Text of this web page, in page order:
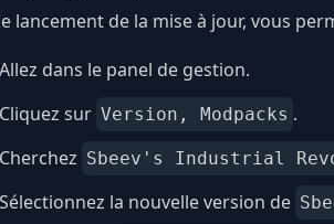
lancement de la mise à jour, vous
Allez dans le panel de gestion.
Cliquez sur Version, Modpacks .
Cherchez Sbeev's Industrial
Sélectionnez la nouvelle version de